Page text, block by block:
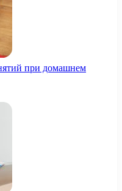
при домашнем